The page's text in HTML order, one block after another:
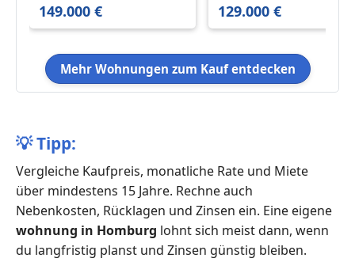
149.000 € 129.000 €
Mehr Wohnungen zum Kauf entdecken
💡Tipp:
Vergleiche Kaufpreis, monatliche Rate und Miete
über mindestens 15 Jahre. Rechne auch
Nebenkosten, Rücklagen und Zinsen ein. Eine eigene
wohnung in Homburg lohnt sich meist dann, wenn
du langfristig planst und Zinsen günstig bleiben.